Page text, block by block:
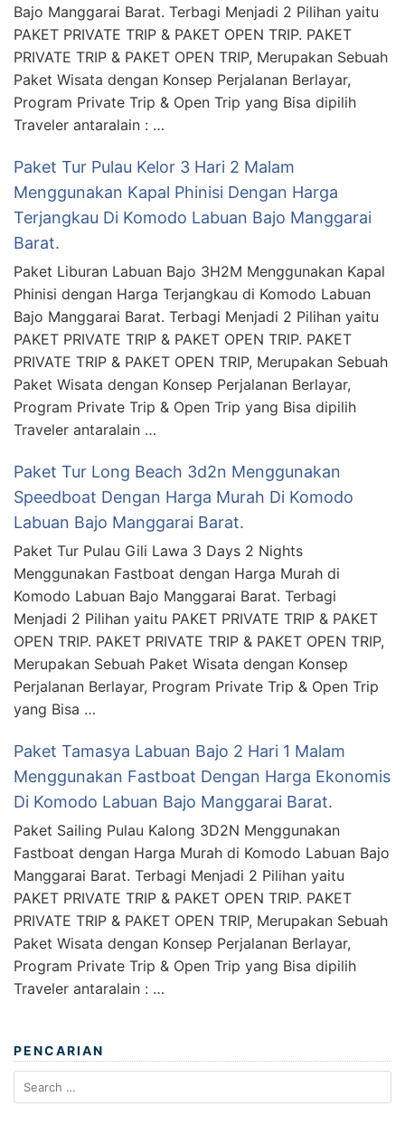
Bajo Manggarai Barat. Terbagi Menjadi 2 Pilihan yaitu
PAKET PRIVATE TRIP & PAKET OPEN TRIP. PAKET
PRIVATE TRIP & PAKET OPEN TRIP, Merupakan Sebuah
Paket Wisata dengan Konsep Perjalanan Berlayar,
Program Private Trip & Open Trip yang Bisa dipilih
Traveler antaralain : …
Paket Tur Pulau Kelor 3 Hari 2 Malam
Menggunakan Kapal Phinisi Dengan Harga
Terjangkau Di Komodo Labuan Bajo Manggarai
Barat.
Paket Liburan Labuan Bajo 3H2M Menggunakan Kapal
Phinisi dengan Harga Terjangkau di Komodo Labuan
Bajo Manggarai Barat. Terbagi Menjadi 2 Pilihan yaitu
PAKET PRIVATE TRIP & PAKET OPEN TRIP. PAKET
PRIVATE TRIP & PAKET OPEN TRIP, Merupakan Sebuah
Paket Wisata dengan Konsep Perjalanan Berlayar,
Program Private Trip & Open Trip yang Bisa dipilih
Traveler antaralain …
Paket Tur Long Beach 3d2n Menggunakan
Speedboat Dengan Harga Murah Di Komodo
Labuan Bajo Manggarai Barat.
Paket Tur Pulau Gili Lawa 3 Days 2 Nights
Menggunakan Fastboat dengan Harga Murah di
Komodo Labuan Bajo Manggarai Barat. Terbagi
Menjadi 2 Pilihan yaitu PAKET PRIVATE TRIP & PAKET
OPEN TRIP. PAKET PRIVATE TRIP & PAKET OPEN TRIP,
Merupakan Sebuah Paket Wisata dengan Konsep
Perjalanan Berlayar, Program Private Trip & Open Trip
yang Bisa …
Paket Tamasya Labuan Bajo 2 Hari 1 Malam
Menggunakan Fastboat Dengan Harga Ekonomis
Di Komodo Labuan Bajo Manggarai Barat.
Paket Sailing Pulau Kalong 3D2N Menggunakan
Fastboat dengan Harga Murah di Komodo Labuan Bajo
Manggarai Barat. Terbagi Menjadi 2 Pilihan yaitu
PAKET PRIVATE TRIP & PAKET OPEN TRIP. PAKET
PRIVATE TRIP & PAKET OPEN TRIP, Merupakan Sebuah
Paket Wisata dengan Konsep Perjalanan Berlayar,
Program Private Trip & Open Trip yang Bisa dipilih
Traveler antaralain : …
PENCARIAN
Search
for: